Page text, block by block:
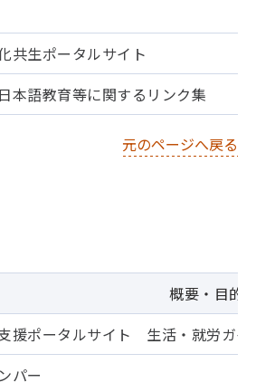
共生ポータルサイト
本語教育等に関するリンク集
元のページへ戻る
概要・目的
援ポータルサイト 生活・就労ガイ
パー